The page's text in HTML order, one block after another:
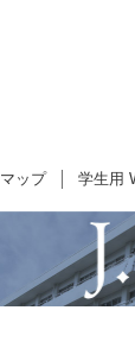
ップ 学生用